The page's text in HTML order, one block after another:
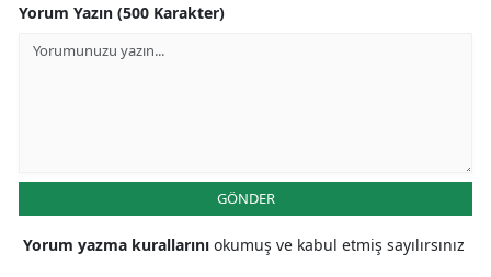
Yorum Yazın (500 Karakter)
GÖNDER
Yorum yazma kurallarını okumuş ve kabul etmiş sayılırsınız